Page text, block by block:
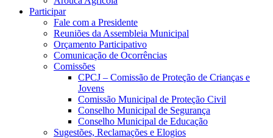
Participar
Fale com a Presidente
Reuniões da Assembleia Municipal
Orçamento Participativo
Comunicação de Ocorrências
Comissões
CPCJ – Comissão de Proteção de Crianças e
Jovens
Comissão Municipal de Proteção Civil
Conselho Municipal de Segurança
Conselho Municipal de Educação
Sugestões, Reclamações e Elogios